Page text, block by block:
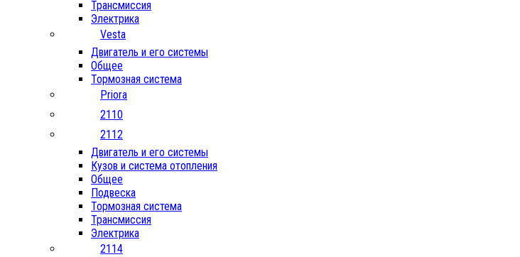
Трансмиссия
Электрика
Vesta
Двигатель и его системы
Общее
Тормозная система
Priora
2110
2112
Двигатель и его системы
Кузов и система отопления
Общее
Подвеска
Тормозная система
Трансмиссия
Электрика
2114